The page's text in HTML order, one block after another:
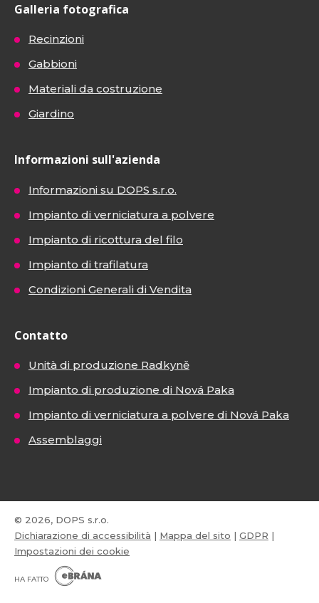
Galleria fotografica
Recinzioni
Gabbioni
Materiali da costruzione
Giardino
Informazioni sull'azienda
Informazioni su DOPS s.r.o.
Impianto di verniciatura a polvere
Impianto di ricottura del filo
Impianto di trafilatura
Condizioni Generali di Vendita
Contatto
Unità di produzione Radkyně
Impianto di produzione di Nová Paka
Impianto di verniciatura a polvere di Nová Paka
Assemblaggi
© 2026, DOPS s.r.o.
Dichiarazione di accessibilità | Mappa del sito | GDPR |
Impostazioni dei cookie
HA FATTO
B